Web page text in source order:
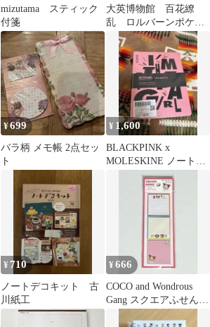
mizutama スティック
付箋
大英博物館 百花繚
乱 ロルバーンポケッ
ト付メモＬ 4種類セッ
¥699
バラ柄 メモ帳 2点セッ
ト
¥ 1,600
BLACKPINK x
MOLESKINE ノート
新品未開封
¥ 710
ノートデコキット 古
川紙工
¥666
COCO and Wondrous
Gang スクエアふせんセ